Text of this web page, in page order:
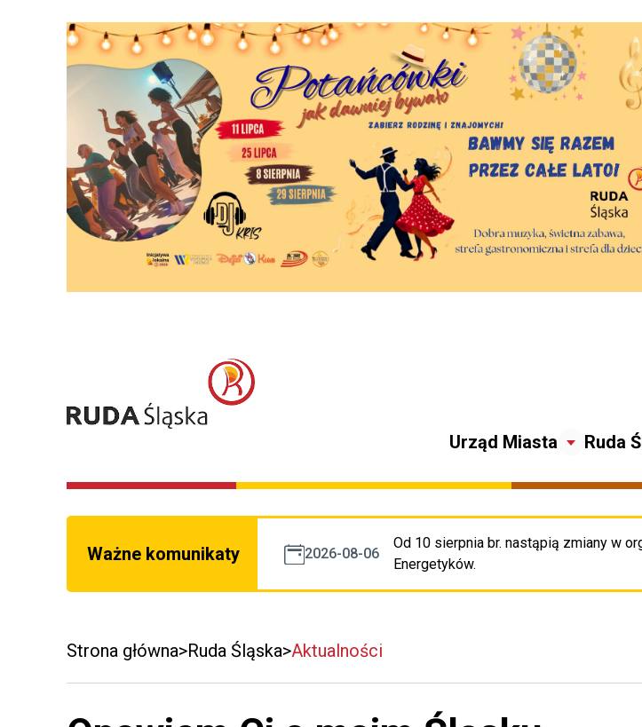
Urząd Miasta Ruda
Ważne komunikaty 2026-08-06
Od 10 sierpnia br. nastąpią zmiany w
Energetyków.
Strona główna Ruda Śląska Aktualności